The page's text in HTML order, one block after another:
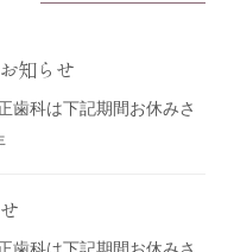
知らせ
歯科は下記期間お休みさ